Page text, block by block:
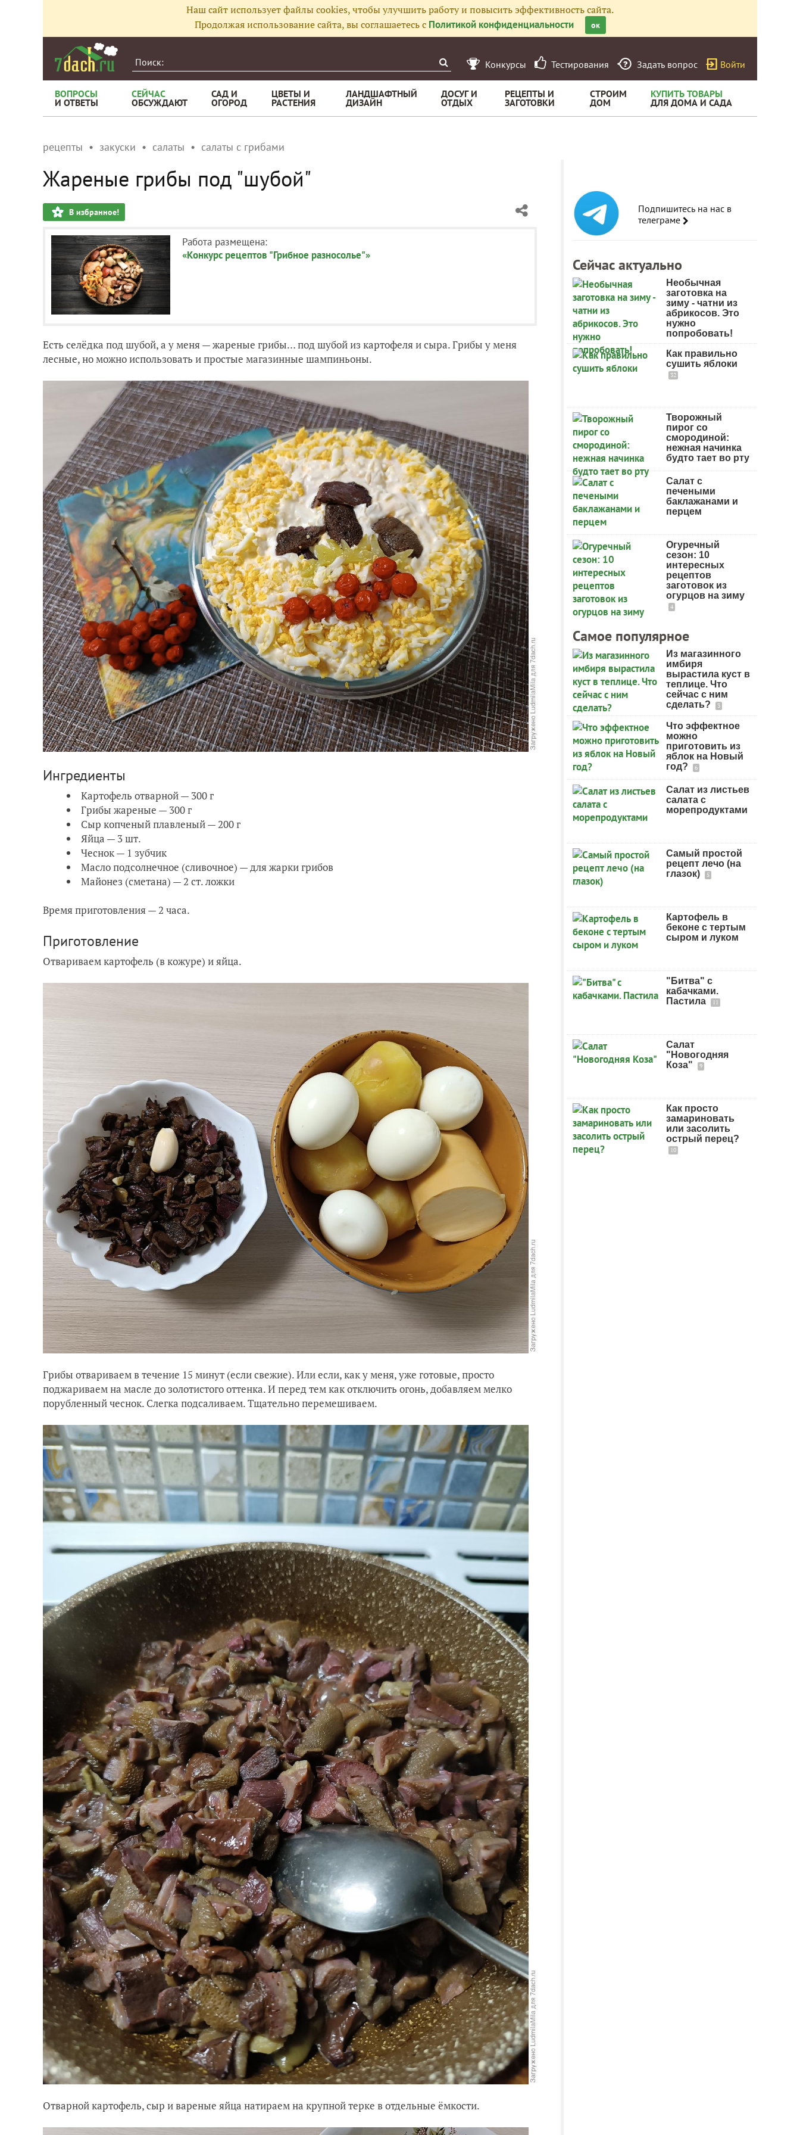
Наш сайт использует файлы cookies, чтобы улучшить работу и повысить эффективность сайта.
Продолжая использование сайта, вы соглашаетесь с Политикой конфиденциальности ок
Конкурсы Тестирования Задать вопрос Войти
ВОПРОСЫ
И ОТВЕТЫ
СЕЙЧАС
ОБСУЖДАЮТ
САД И
ОГОРОД
ЦВЕТЫ И
РАСТЕНИЯ
ЛАНДШАФТНЫЙ
ДИЗАЙН
ДОСУГ И
ОТДЫХ
РЕЦЕПТЫ И
ЗАГОТОВКИ
СТРОИМ
ДОМ
КУПИТЬ ТОВАРЫ
ДЛЯ ДОМА И САДА
рецепты закуски салаты салаты с грибами
Жареные грибы под "шубой"
В избранное!
Работа размещена:
«Конкурс рецептов "Грибное разносолье"»
Есть селёдка под шубой, а у меня — жареные грибы… под шубой из картофеля и сыра. Грибы у меня
лесные, но можно использовать и простые магазинные шампиньоны.
Ингредиенты
Картофель отварной — 300 г
Грибы жареные — 300 г
Сыр копченый плавленый — 200 г
Яйца — 3 шт.
Чеснок — 1 зубчик
Масло подсолнечное (сливочное) — для жарки грибов
Майонез (сметана) — 2 ст. ложки
Время приготовления — 2 часа.
Приготовление
Отвариваем картофель (в кожуре) и яйца.
Грибы отвариваем в течение 15 минут (если свежие). Или если, как у меня, уже готовые, просто
поджариваем на масле до золотистого оттенка. И перед тем как отключить огонь, добавляем мелко
порубленный чеснок. Слегка подсаливаем. Тщательно перемешиваем.
Отварной картофель, сыр и вареные яйца натираем на крупной терке в отдельные ёмкости.
Подпишитесь на нас в
телеграме
Сейчас актуально
Необычная
заготовка на
зиму - чатни из
абрикосов. Это
нужно
попробовать!
Как правильно
сушить яблоки
32
Творожный
пирог со
смородиной:
нежная начинка
будто тает во рту
Салат с
печеными
баклажанами и
перцем
Огуречный
сезон: 10
интересных
рецептов
заготовок из
огурцов на зиму
4
Самое популярное
Из магазинного
имбиря
вырастила куст в
теплице. Что
сейчас с ним
сделать?
3
Что эффектное
можно
приготовить из
яблок на Новый
год?
6
Салат из листьев
салата с
морепродуктами
Самый простой
рецепт лечо (на
глазок)
5
Картофель в
беконе с тертым
сыром и луком
"Битва" с
кабачками.
Пастила
11
Салат
"Новогодняя
Коза"
9
Как просто
замариновать
или засолить
острый перец?
10